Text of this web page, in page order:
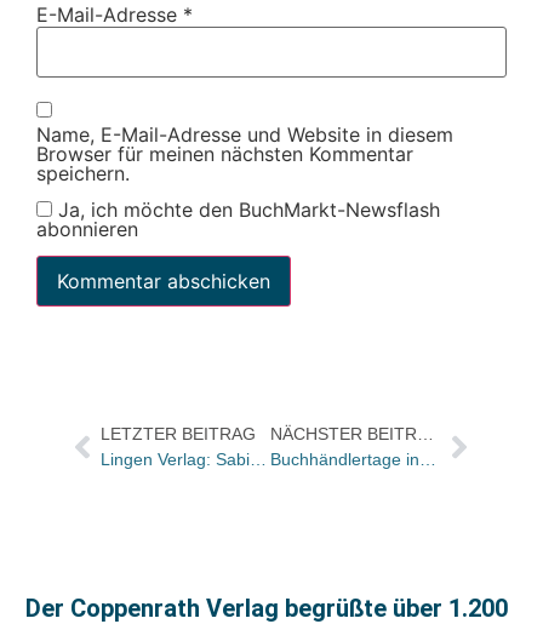
E-Mail-Adresse *
Name, E-Mail-Adresse und Website in diesem
Browser für meinen nächsten Kommentar
speichern.
Ja, ich möchte den BuchMarkt-Newsflash
abonnieren
LETZTER BEITRAG
Lingen Verlag: Sabine Hartel wird Verlagsleiterin, Roya Piontek übernimmt PR-Arbeit
Der Coppenrath Verlag begrüßte über 1.200